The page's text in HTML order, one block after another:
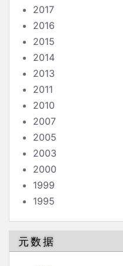
2017
2016
2015
2014
2013
2011
2010
2007
2005
2003
2000
1999
1995
元数据